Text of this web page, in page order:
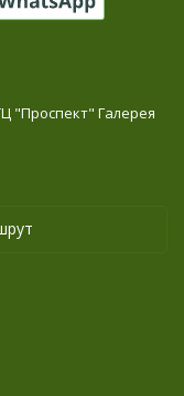
"Проспект" Галерея